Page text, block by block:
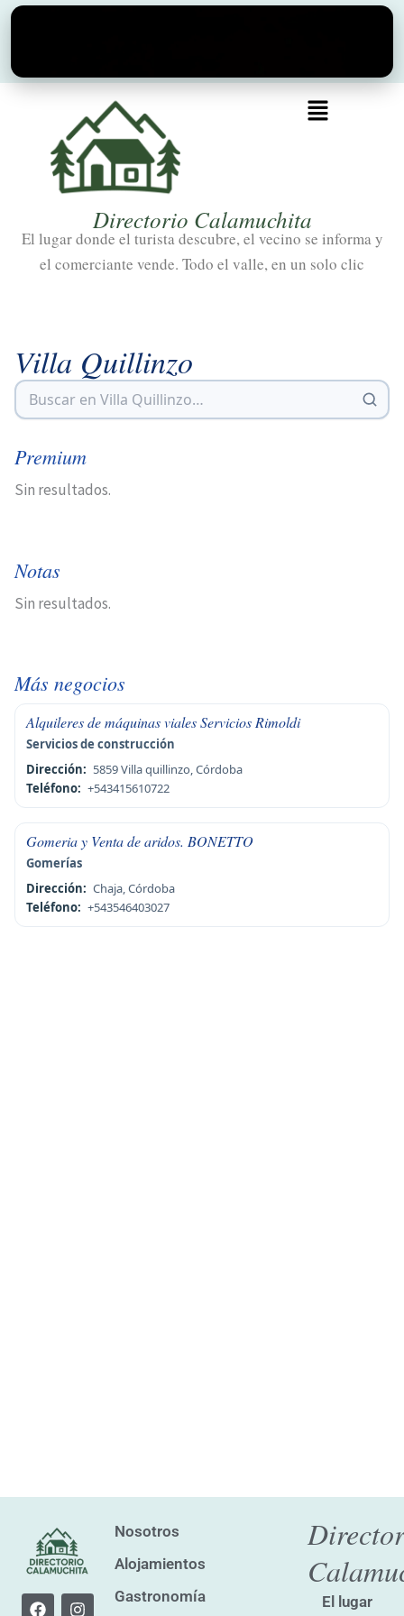
contenido
Menú
Directorio Calamuchita
El lugar donde el turista descubre, el vecino se informa y
el comerciante vende. Todo el valle, en un solo clic
Villa Quillinzo
Premium
Sin resultados.
Notas
Sin resultados.
Más negocios
Alquileres de máquinas viales Servicios Rimoldi
Servicios de construcción
Dirección: 5859 Villa quillinzo, Córdoba
Teléfono: +543415610722
Gomeria y Venta de aridos. BONETTO
Gomerías
Dirección: Chaja, Córdoba
Teléfono: +543546403027
F I
Nosotros
Alojamientos
Gastronomía
El lugar